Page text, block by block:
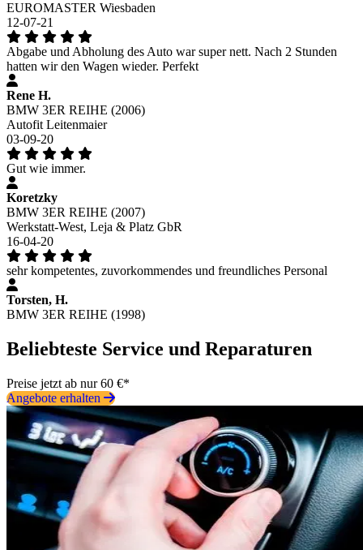
EUROMASTER Wiesbaden
12-07-21
Abgabe und Abholung des Auto war super nett. Nach 2 Stunden
hatten wir den Wagen wieder. Perfekt
Rene H.
BMW 3ER REIHE (2006)
Autofit Leitenmaier
03-09-20
Gut wie immer.
Koretzky
BMW 3ER REIHE (2007)
Werkstatt-West, Leja & Platz GbR
16-04-20
sehr kompetentes, zuvorkommendes und freundliches Personal
Torsten, H.
BMW 3ER REIHE (1998)
Beliebteste Service und Reparaturen
Preise jetzt ab nur 60 €*
Angebote erhalten